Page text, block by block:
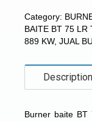
Category:
BAITE BT 75 LR
889 KW, JUAL
Description
Burner baite BT